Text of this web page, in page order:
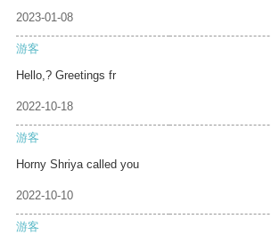
2023-01-08
游客
Hello,? Greetings fr
2022-10-18
游客
Horny Shriya called you
2022-10-10
游客